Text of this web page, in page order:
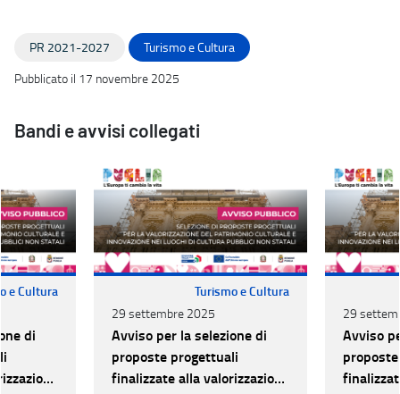
PR 2021-2027
Turismo e Cultura
Pubblicato il 17 novembre 2025
Bandi e avvisi collegati
e Cultura
di
Turismo e Cultura
29 settembre 2025
Avviso per la selezione di
proposte progettuali
finalizzate alla valorizzazione
29
Avviso